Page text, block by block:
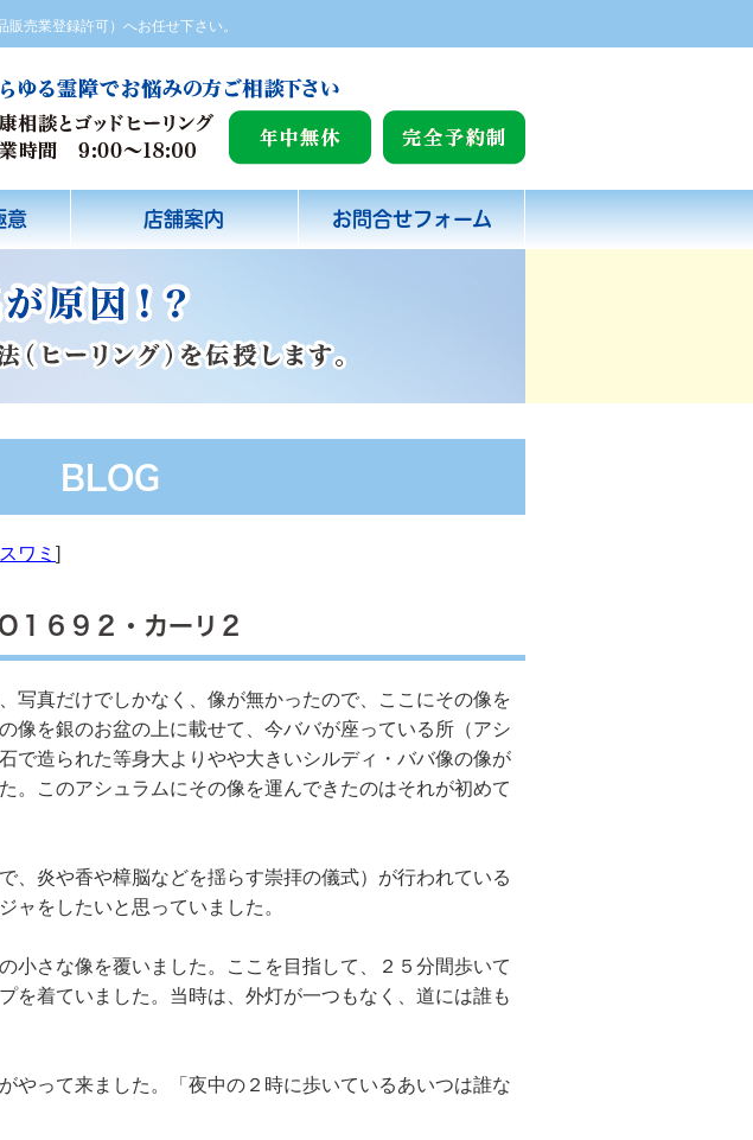
売業登録許可）へお任せ下さい。
意 店舗案内 お問合せフォーム
BLOG
ワミ ]
１６９２・カーリ２
写真だけでしかなく、像が無かったので、ここにその像を
を銀のお盆の上に載せて、今ババが座っている所（アシ
で造られた等身大よりやや大きいシルディ・ババ像の像が
。このアシュラムにその像を運んできたのはそれが初めて
、炎や香や樟脳などを揺らす崇拝の儀式）が行われている
ャをしたいと思っていました。
小さな像を覆いました。ここを目指して、２５分間歩いて
を着ていました。当時は、外灯が一つもなく、道には誰も
やって来ました。「夜中の２時に歩いているあいつは誰な